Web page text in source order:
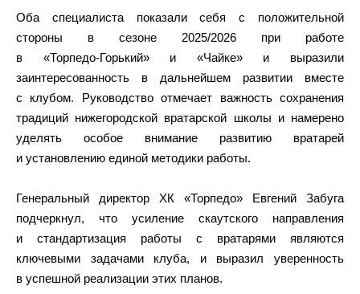
Оба специалиста показали себя с положительной
стороны в сезоне 2025/2026 при работе
в «Торпедо‑Горький» и «Чайке» и выразили
заинтересованность в дальнейшем развитии вместе
с клубом. Руководство отмечает важность сохранения
традиций нижегородской вратарской школы и намерено
уделять особое внимание развитию вратарей
и установлению единой методики работы.
Генеральный директор ХК «Торпедо» Евгений Забуга
подчеркнул, что усиление скаутского направления
и стандартизация работы с вратарями являются
ключевыми задачами клуба, и выразил уверенность
в успешной реализации этих планов.